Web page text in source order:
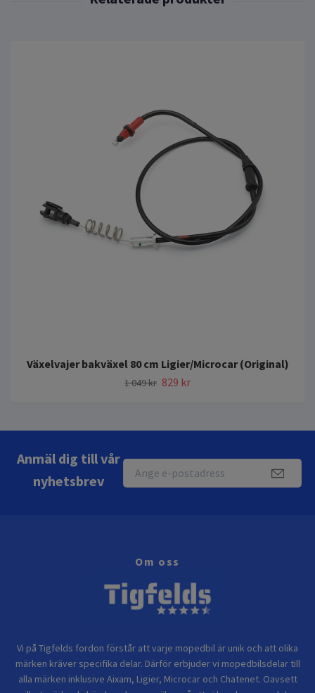
Växelvajer bakväxel 80 cm Ligier/Microcar (Original)
1 049 kr 829 kr
Anmäl dig till vår
nyhetsbrev
Om oss
Vi på Tigfelds fordon förstår att varje mopedbil är unik och att olika
märken kräver specifika delar. Därför erbjuder vi mopedbilsdelar till
alla märken inklusive Aixam, Ligier, Microcar och Chatenet. Oavsett